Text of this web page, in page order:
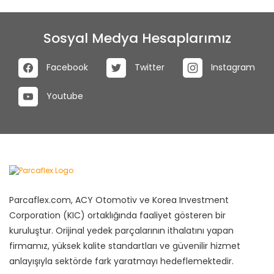
Sosyal Medya Hesaplarımız
Facebook Twitter Instagram
Youtube
Parcaflex.com, ACY Otomotiv ve Korea Investment
Corporation (KIC) ortaklığında faaliyet gösteren bir
kuruluştur. Orijinal yedek parçalarının ithalatını yapan
firmamız, yüksek kalite standartları ve güvenilir hizmet
anlayışıyla sektörde fark yaratmayı hedeflemektedir.